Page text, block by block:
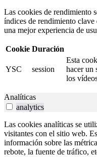
Las cookies de rendimiento
índices de rendimiento
una mejor experiencia de
Cookie Duración
YSC session
Esta
hacer un
los
Analíticas
analytics
Las cookies analíticas se
visitantes con el sitio web.
información sobre las
rebote, la fuente de tráfico,